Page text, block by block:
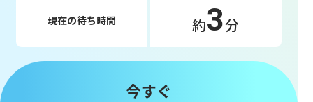
現在の待ち時間 約3分
今すぐ